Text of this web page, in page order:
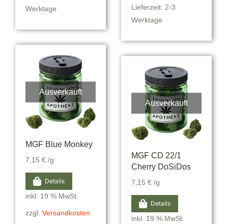
Werktage
Lieferzeit: 2-3
Werktage
Ausverkauft
MGF Blue Monkey
7,15 € /g
Details
inkl. 19 % MwSt.
zzgl. Versandkosten
Ausverkauft
MGF CD 22/1
Cherry DoSiDos
7,15 € /g
Details
inkl. 19 % MwSt.